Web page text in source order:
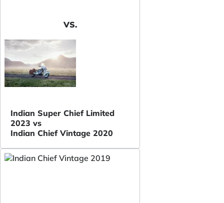
VS.
Indian Super Chief Limited
2023 vs
Indian Chief Vintage 2020